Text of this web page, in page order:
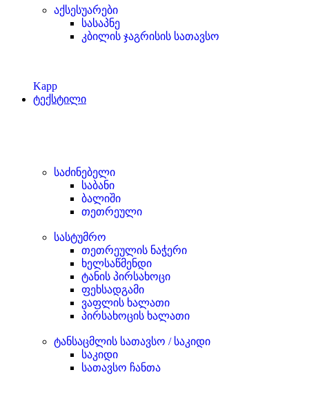
აქსესუარები
სასაპნე
კბილის ჯაგრისის სათავსო
Kapp
ტექსტილი
საძინებელი
საბანი
ბალიში
თეთრეული
სასტუმრო
თეთრეულის ნაჭერი
ხელსაწმენდი
ტანის პირსახოცი
ფეხსადგამი
ვაფლის ხალათი
პირსახოცის ხალათი
ტანსაცმლის სათავსო / საკიდი
საკიდი
სათავსო ჩანთა